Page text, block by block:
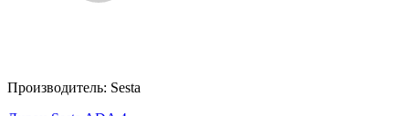
Производитель: Sesta